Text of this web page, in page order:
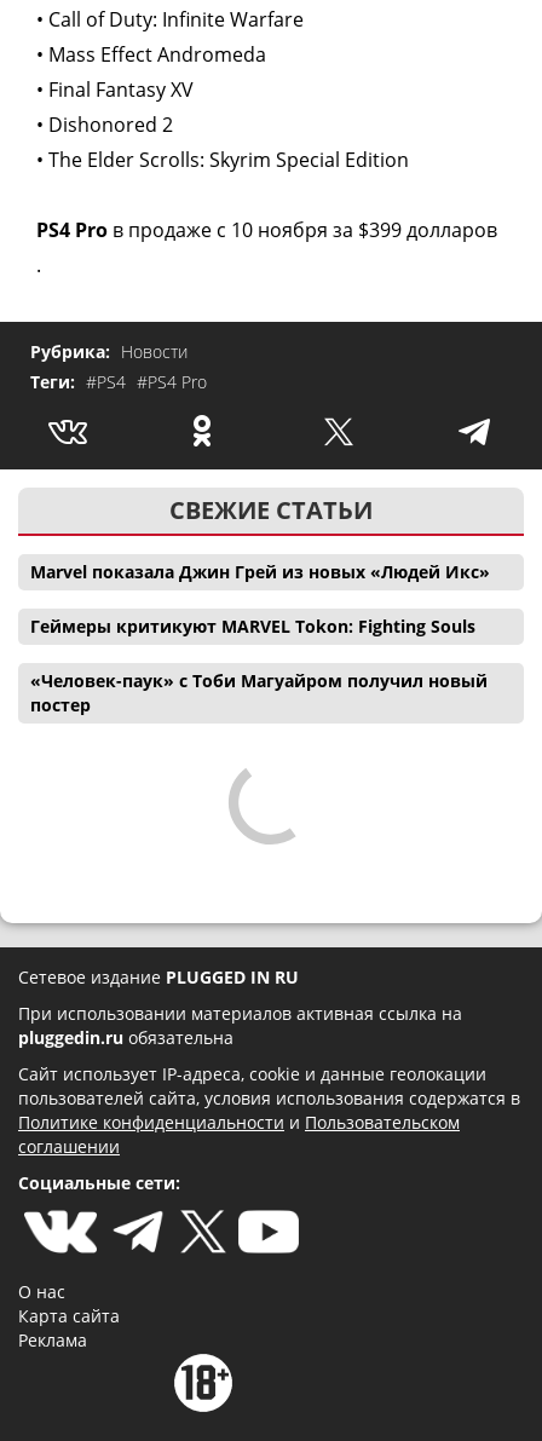
• Call of Duty: Infinite Warfare
• Mass Effect Andromeda
• Final Fantasy XV
• Dishonored 2
• The Elder Scrolls: Skyrim Special Edition
PS4 Pro в продаже с 10 ноября за $399 долларов
.
Рубрика: Новости
Теги: #PS4 #PS4 Pro
СВЕЖИЕ СТАТЬИ
Marvel показала Джин Грей из новых «Людей Икс»
Геймеры критикуют MARVEL Tokon: Fighting Souls
«Человек-паук» с Тоби Магуайром получил новый
постер
Сетевое издание PLUGGED IN RU
При использовании материалов активная ссылка на
pluggedin.ru обязательна
Сайт использует IP-адреса, cookie и данные геолокации
пользователей сайта, условия использования содержатся в
Политике конфиденциальности и Пользовательском
соглашении
Социальные сети:
О нас
Карта сайта
Реклама